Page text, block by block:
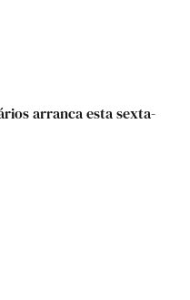
arranca esta sexta-